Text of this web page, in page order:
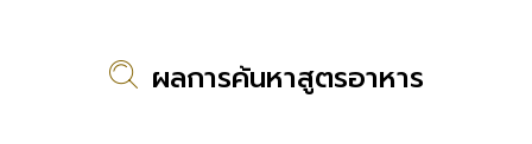
ผลการค้นหาสูตรอาหาร